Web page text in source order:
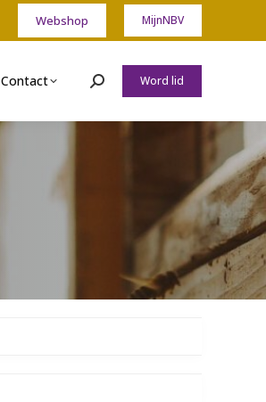
Webshop MijnNBV
Contact Zoeken:Word lid